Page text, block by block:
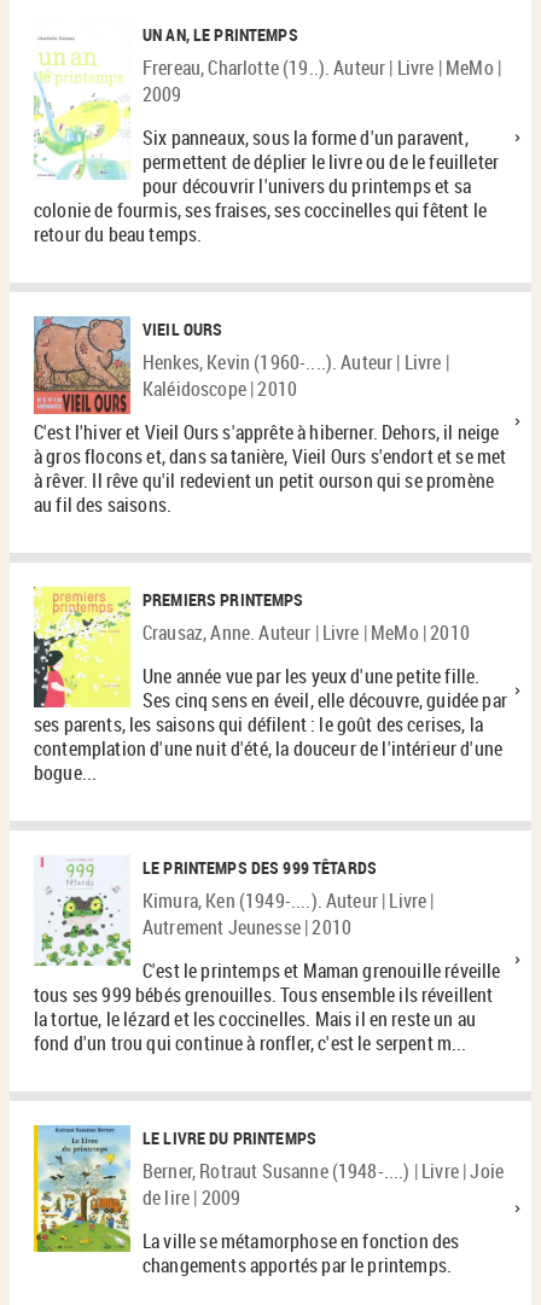
UN AN, LE PRINTEMPS
Frereau, Charlotte (19..). Auteur | Livre | MeMo |
2009
Six panneaux, sous la forme d'un paravent,
permettent de déplier le livre ou de le feuilleter
pour découvrir l'univers du printemps et sa
colonie de fourmis, ses fraises, ses coccinelles qui fêtent le
retour du beau temps.
VIEIL OURS
Henkes, Kevin (1960-....). Auteur | Livre |
Kaléidoscope | 2010
C'est l'hiver et Vieil Ours s'apprête à hiberner. Dehors, il neige
à gros flocons et, dans sa tanière, Vieil Ours s'endort et se met
à rêver. Il rêve qu'il redevient un petit ourson qui se promène
au fil des saisons.
PREMIERS PRINTEMPS
Crausaz, Anne. Auteur | Livre | MeMo | 2010
Une année vue par les yeux d'une petite fille.
Ses cinq sens en éveil, elle découvre, guidée par
ses parents, les saisons qui défilent : le goût des cerises, la
contemplation d'une nuit d'été, la douceur de l'intérieur d'une
bogue...
LE PRINTEMPS DES 999 TÊTARDS
Kimura, Ken (1949-....). Auteur | Livre |
Autrement Jeunesse | 2010
C'est le printemps et Maman grenouille réveille
tous ses 999 bébés grenouilles. Tous ensemble ils réveillent
la tortue, le lézard et les coccinelles. Mais il en reste un au
fond d'un trou qui continue à ronfler, c'est le serpent m...
LE LIVRE DU PRINTEMPS
Berner, Rotraut Susanne (1948-....) | Livre | Joie
de lire | 2009
La ville se métamorphose en fonction des
changements apportés par le printemps.